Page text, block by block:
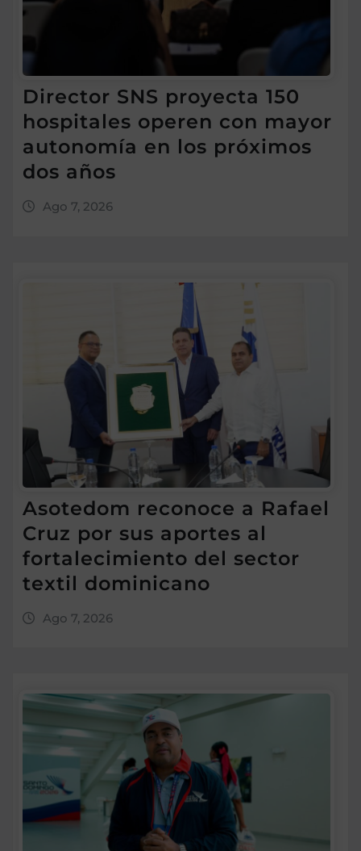
Director SNS proyecta 150
hospitales operen con mayor
autonomía en los próximos
dos años
Ago 7, 2026
Asotedom reconoce a Rafael
Cruz por sus aportes al
fortalecimiento del sector
textil dominicano
Ago 7, 2026